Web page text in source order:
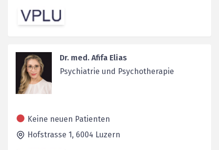
Dr. med. Afifa Elias
Psychiatrie und Psychotherapie
Keine neuen Patienten
Hofstrasse 1, 6004 Luzern